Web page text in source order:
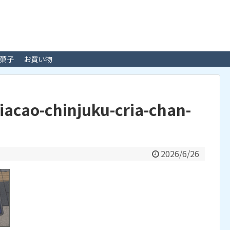
子 お買い物
chinjuku-cria-chan-
2026/6/26